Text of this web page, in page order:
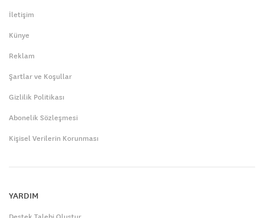
İletişim
Künye
Reklam
Şartlar ve Koşullar
Gizlilik Politikası
Abonelik Sözleşmesi
Kişisel Verilerin Korunması
YARDIM